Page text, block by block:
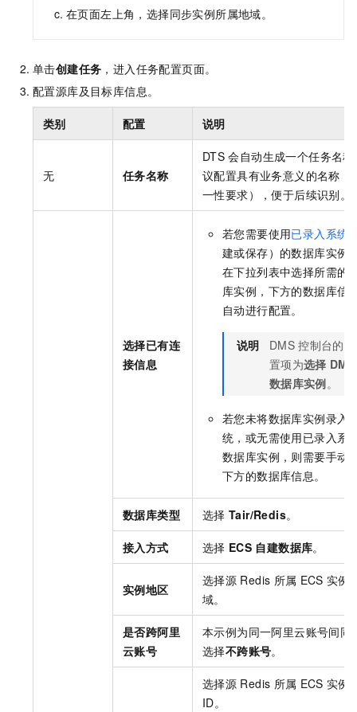
在页面左上角，选择同步实例所属地域。
单击创建任务 ，进入任务配置页面。
配置源库及目标库信息。
类别 配置 说明
无 任务名称
DTS 会自动生成一个任务名
议配置具有业务意义的名称（
一性要求），便于后续识别。
选择已有连
接信息
若您需要使用已录入系统
建或保存）的数据库实例
在下拉列表中选择所需的
库实例，下方的数据库信
自动进行配置。
说明 DMS 控制台的配
置项为选择 DMS
数据库实例。
若您未将数据库实例录入
统，或无需使用已录入系
数据库实例，则需要手动
下方的数据库信息。
数据库类型 选择 Tair/Redis。
接入方式 选择 ECS 自建数据库。
实例地区
选择源 Redis 所属 ECS 实例
域。
是否跨阿里
云账号
本示例为同一阿里云账号间同
选择不跨账号。
选择源 Redis 所属 ECS 实例
ID。